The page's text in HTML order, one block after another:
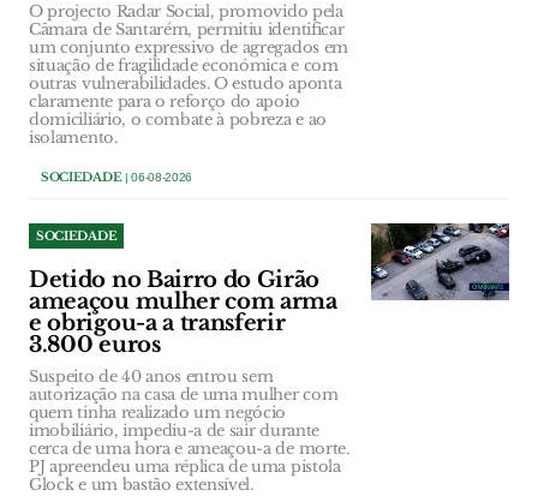
O projecto Radar Social, promovido pela
Câmara de Santarém, permitiu identificar
um conjunto expressivo de agregados em
situação de fragilidade económica e com
outras vulnerabilidades. O estudo aponta
claramente para o reforço do apoio
domiciliário, o combate à pobreza e ao
isolamento.
SOCIEDADE| 06-08-2026
SOCIEDADE
Detido no Bairro do Girão
ameaçou mulher com arma
e obrigou-a a transferir
3.800 euros
Suspeito de 40 anos entrou sem
autorização na casa de uma mulher com
quem tinha realizado um negócio
imobiliário, impediu-a de sair durante
cerca de uma hora e ameaçou-a de morte.
PJ apreendeu uma réplica de uma pistola
Glock e um bastão extensível.